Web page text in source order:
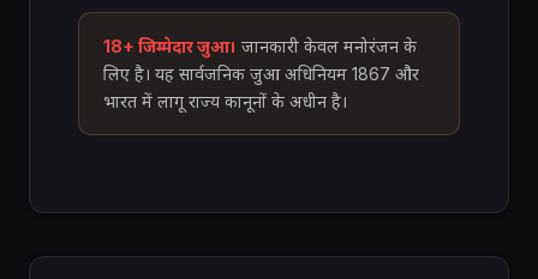
18+ जिम्मेदार जुआ। जानकारी केवल मनोरंजन के
लिए है। यह सार्वजनिक जुआ अधिनियम 1867 और
भारत में लागू राज्य कानूनों के अधीन है।